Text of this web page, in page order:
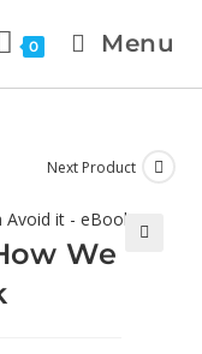
0 Menu
Next Product
We